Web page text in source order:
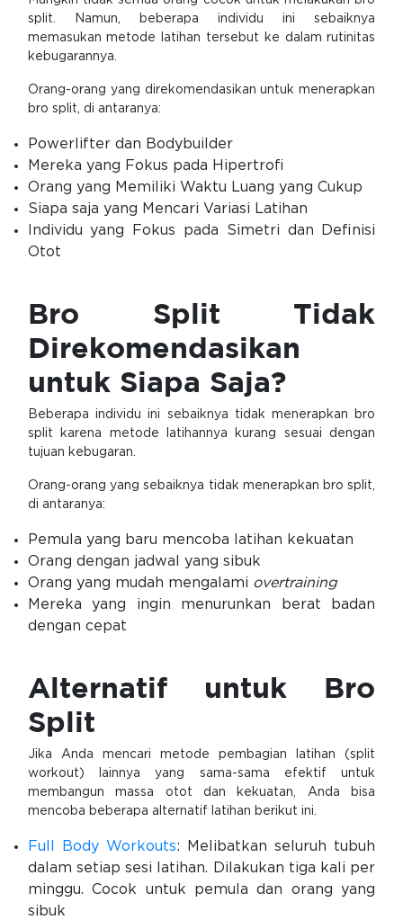
split. Namun, beberapa individu ini sebaiknya
memasukan metode latihan tersebut ke dalam rutinitas
kebugarannya.
Orang-orang yang direkomendasikan untuk menerapkan
bro split, di antaranya:
Powerlifter dan Bodybuilder
Mereka yang Fokus pada Hipertrofi
Orang yang Memiliki Waktu Luang yang Cukup
Siapa saja yang Mencari Variasi Latihan
Individu yang Fokus pada Simetri dan Definisi
Otot
Bro Split Tidak
Direkomendasikan
untuk Siapa Saja?
Beberapa individu ini sebaiknya tidak menerapkan bro
split karena metode latihannya kurang sesuai dengan
tujuan kebugaran.
Orang-orang yang sebaiknya tidak menerapkan bro split,
di antaranya:
Pemula yang baru mencoba latihan kekuatan
Orang dengan jadwal yang sibuk
Orang yang mudah mengalami overtraining
Mereka yang ingin menurunkan berat badan
dengan cepat
Alternatif untuk Bro
Split
Jika Anda mencari metode pembagian latihan (split
workout) lainnya yang sama-sama efektif untuk
membangun massa otot dan kekuatan, Anda bisa
mencoba beberapa alternatif latihan berikut ini.
Full Body Workouts: Melibatkan seluruh tubuh
dalam setiap sesi latihan. Dilakukan tiga kali per
minggu. Cocok untuk pemula dan orang yang
sibuk